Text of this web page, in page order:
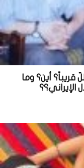
قريباً؟ أين؟ وما
الإيراني؟؟